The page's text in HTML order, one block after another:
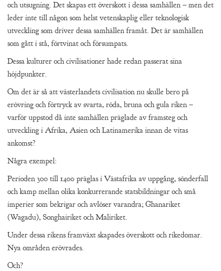
och utsugning. Det skapas ett överskott i dessa samhällen – men det
leder inte till någon som helst vetenskaplig eller teknologisk
utveckling som driver dessa samhällen framåt. Det är samhällen
som gått i stå, förtvinat och försumpats.
Dessa kulturer och civilisationer hade redan passerat sina
höjdpunkter.
Om det är så att västerlandets civilisation nu skulle bero på
erövring och förtryck av svarta, röda, bruna och gula riken –
varför uppstod då inte samhällen präglade av framsteg och
utveckling i Afrika, Asien och Latinamerika innan de vitas
ankomst?
Några exempel:
Perioden 300 till 1400 präglas i Västafrika av uppgång, sönderfall
och kamp mellan olika konkurrerande statsbildningar och små
imperier som bekrigar och avlöser varandra; Ghanariket
(Wagadu), Songhairiket och Maliriket.
Under dessa rikens framväxt skapades överskott och rikedomar.
Nya områden erövrades.
Och?